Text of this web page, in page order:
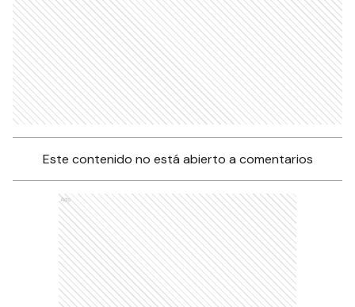
Este contenido no está abierto a comentarios
Ads